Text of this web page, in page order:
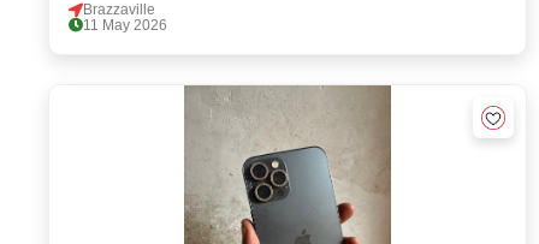
Brazzaville
11 May 2026